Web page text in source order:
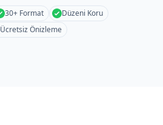
30+ Format
Düzeni Koru
Ücretsiz Önizleme